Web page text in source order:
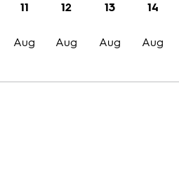
Trailer
Bilder
11
Aug
12
Aug
13
Aug
14
Aug